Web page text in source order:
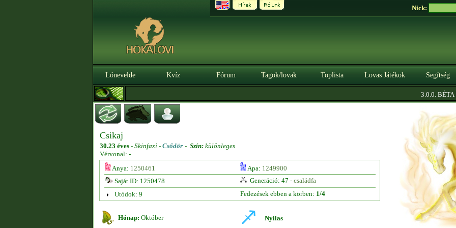
Nick:
Lónevelde Kvíz Fórum Tagok/lovak Toplista Lovas Játékok Segítség
3.0.0. BÉTA|
Csikaj
30.23 éves - Skinfaxi - Csődör - Szín: különleges
Vérvonal: -
Anya: 1250461 Apa: 1249900
Saját ID: 1250478
Generáció: 47 - családfa
Utódok: 9
Fedezések ebben a körben: 1/4
Hónap: Október Nyilas